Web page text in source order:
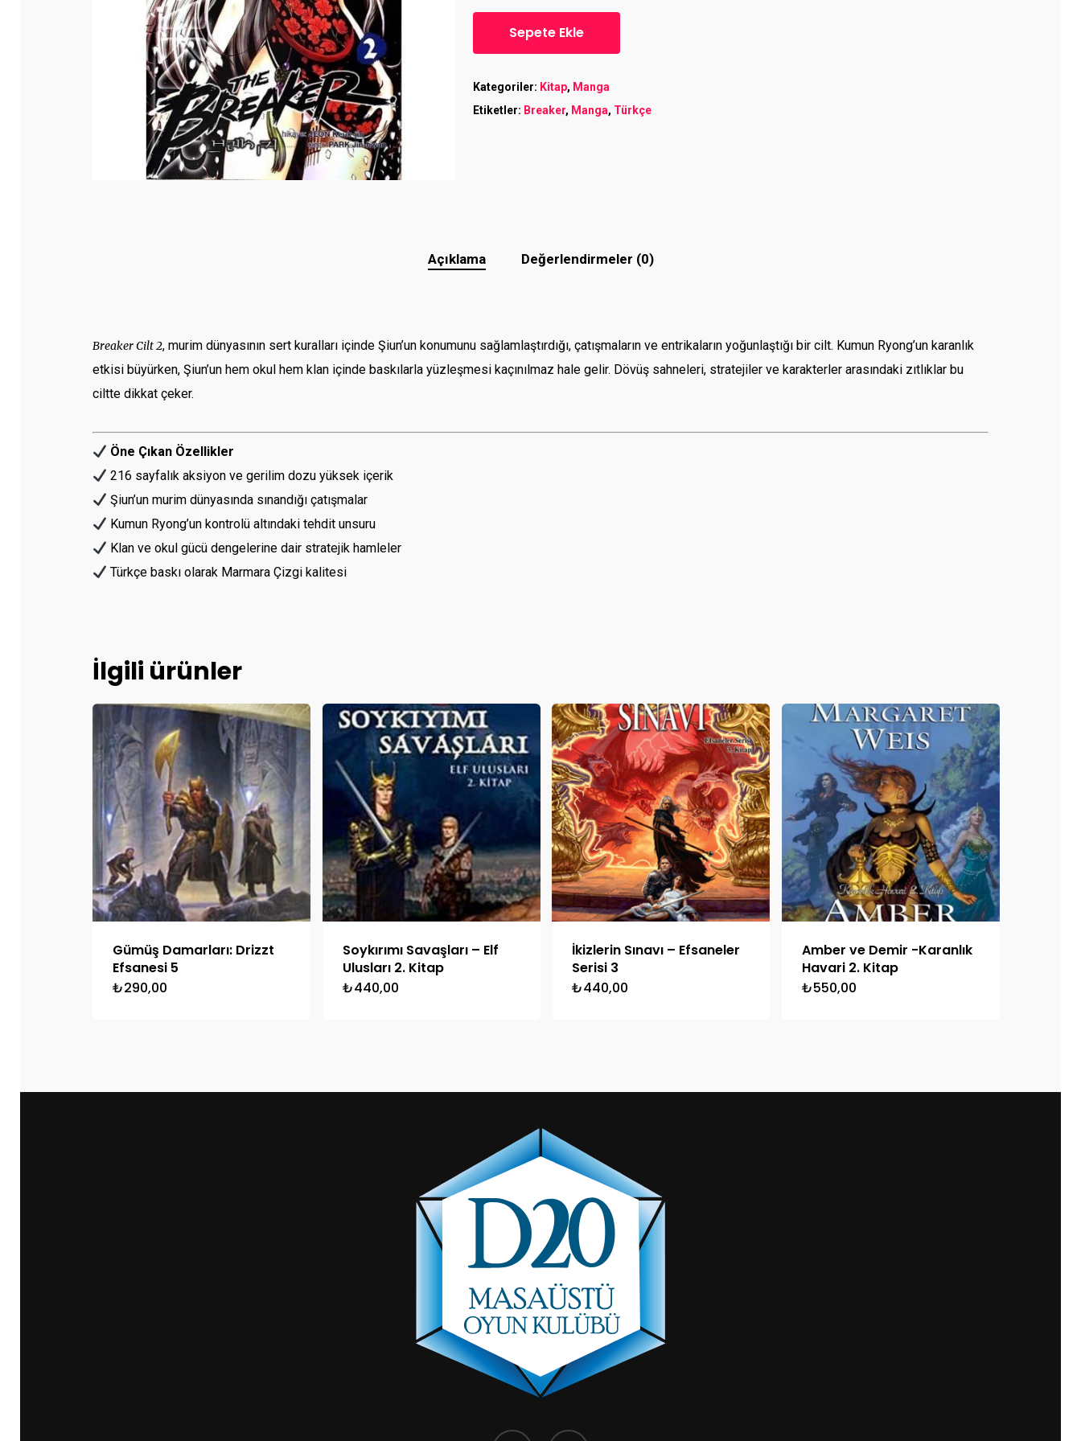
Sepete Ekle
Kategoriler: Kitap, Manga
Etiketler: Breaker, Manga, Türkçe
Açıklama Değerlendirmeler (0)
Breaker Cilt 2, murim dünyasının sert kuralları içinde Şiun’un konumunu sağlamlaştırdığı, çatışmaların ve entrikaların yoğunlaştığı bir cilt. Kumun Ryong’un karanlık
etkisi büyürken, Şiun’un hem okul hem klan içinde baskılarla yüzleşmesi kaçınılmaz hale gelir. Dövüş sahneleri, stratejiler ve karakterler arasındaki zıtlıklar bu
ciltte dikkat çeker.
Öne Çıkan Özellikler
216 sayfalık aksiyon ve gerilim dozu yüksek içerik
Şiun’un murim dünyasında sınandığı çatışmalar
Kumun Ryong’un kontrolü altındaki tehdit unsuru
Klan ve okul gücü dengelerine dair stratejik hamleler
Türkçe baskı olarak Marmara Çizgi kalitesi
İlgili ürünler
Gümüş Damarları: Drizzt
Efsanesi 5
₺290,00
Soykırımı Savaşları – Elf
Ulusları 2. Kitap
₺440,00
İkizlerin Sınavı – Efsaneler
Serisi 3
₺440,00
Amber ve Demir -Karanlık
Havari 2. Kitap
₺550,00
facebook instagram